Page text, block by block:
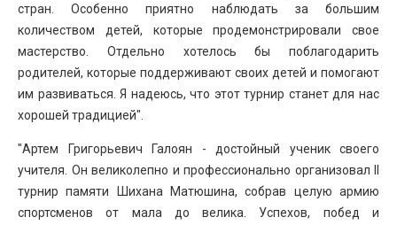
стран. Особенно приятно наблюдать за большим
количеством детей, которые продемонстрировали свое
мастерство. Отдельно хотелось бы поблагодарить
родителей, которые поддерживают своих детей и помогают
им развиваться. Я надеюсь, что этот турнир станет для нас
хорошей традицией".
"Артем Григорьевич Галоян - достойный ученик своего
учителя. Он великолепно и профессионально организовал II
турнир памяти Шихана Матюшина, собрав целую армию
спортсменов от мала до велика. Успехов, побед и